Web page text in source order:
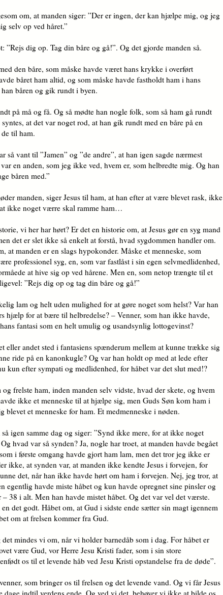
om, at manden siger: ”Der er ingen, der kan hjælpe mig, og jeg
selv op ved håret.”
”Rejs dig op. Tag din båre og gå!”. Og det gjorde manden så.
den båre, som måske havde været hans krykke i overført
båret ham altid, og som måske havde fastholdt ham i hans
båren og gik rundt i byen.
på må og få. Og så mødte han nogle folk, som så ham gå rundt
at det var noget rod, at han gik rundt med en båre på en
til ham.
så vant til ”Jamen” og ”de andre”, at han igen sagde nærmest
en anden, som jeg ikke ved, hvem er, som helbredte mig. Og han
båren med.”
manden, siger Jesus til ham, at han efter at være blevet rask, ikke
ikke noget værre skal ramme ham…
vi her har hørt? Er det en historie om, at Jesus gør en syg mand
det er slet ikke så enkelt at forstå, hvad sygdommen handler om.
at manden er en slags hypokonder. Måske et menneske, som
professionel syg, en, som var fastlåst i sin egen selvmedlidenhed,
at hive sig op ved hårene. Men en, som netop trængte til et
”Rejs dig op og tag din båre og gå!”
lam og helt uden mulighed for at gøre noget som helst? Var han
hjælp for at bære til helbredelse? – Venner, som han ikke havde,
fantasi som en helt umulig og usandsynlig lottogevinst?
eller andet sted i fantasiens spænderum mellem at kunne trække sig
ride på en kanonkugle? Og var han holdt op med at lede efter
kun efter sympati og medlidenhed, for håbet var det slut med!?
og frelste ham, inden manden selv vidste, hvad der skete, og hvem
ikke et menneske til at hjælpe sig, men Guds Søn kom ham i
blevet et menneske for ham. Et medmenneske i nøden.
så igen samme dag og siger: ”Synd ikke mere, for at ikke noget
hvad var så synden? Ja, nogle har troet, at manden havde begået
i første omgang havde gjort ham lam, men det tror jeg ikke er
ikke, at synden var, at manden ikke kendte Jesus i forvejen, for
det, når han ikke havde hørt om ham i forvejen. Nej, jeg tror, at
egentlig havde miste håbet og kun havde opregnet sine pinsler og
– 38 i alt. Men han havde mistet håbet. Og det var vel det værste.
det godt. Håbet om, at Gud i sidste ende sætter sin magt igennem
om at frelsen kommer fra Gud.
mindes vi om, når vi holder barnedåb som i dag. For håbet er
være Gud, vor Herre Jesu Kristi fader, som i sin store
os til et levende håb ved Jesu Kristi opstandelse fra de døde”.
som bringer os til frelsen og det levende vand. Og vi får Jesus